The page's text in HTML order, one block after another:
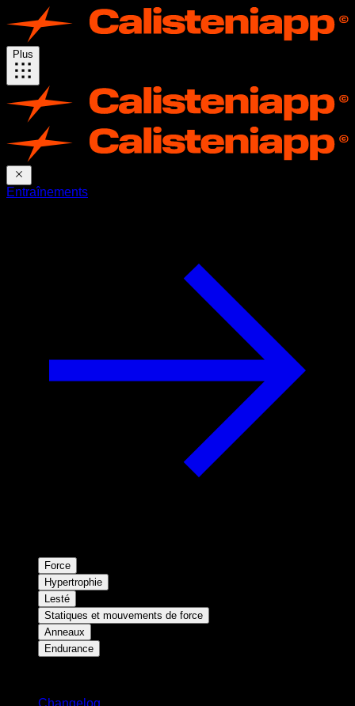
Plus
Entraînements
Force
Hypertrophie
Lesté
Statiques et mouvements de force
Anneaux
Endurance